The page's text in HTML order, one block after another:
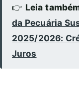
👉 Leia
da Pecuária
2025/2026:
Juros